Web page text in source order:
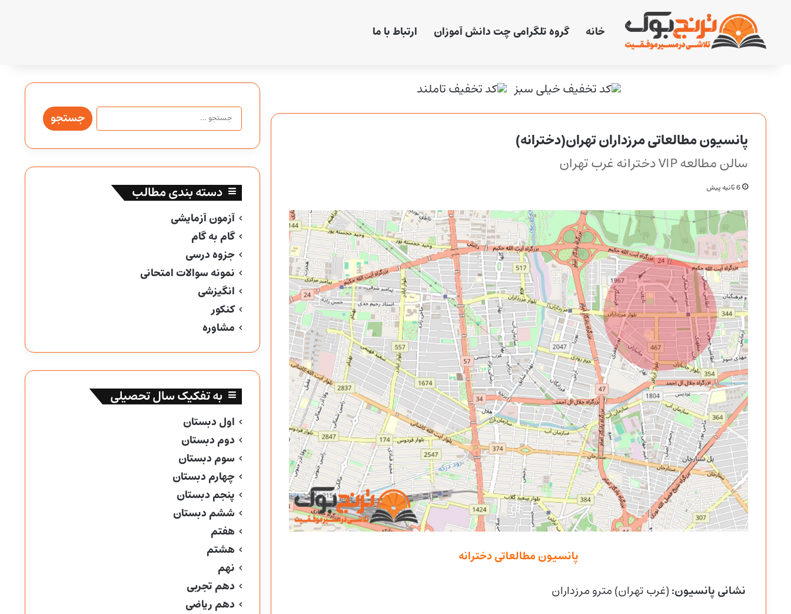
خانه گروه تلگرامی چت دانش آموزان ارتباط با ما
پانسیون مطالعاتی مرزداران تهران(دخترانه)
سالن مطالعه VIP دخترانه غرب تهران
6 ثانیه پیش
پانسیون مطالعاتی دخترانه
نشانی پانسیون: (غرب تهران) مترو مرزداران
جستجو
برای:
دسته بندی مطالب
آزمون آزمایشی
گام به گام
جزوه درسی
نمونه سوالات امتحانی
انگیزشی
کنکور
مشاوره
به تفکیک سال تحصیلی
اول دبستان
دوم دبستان
سوم دبستان
چهارم دبستان
پنجم دبستان
ششم دبستان
هفتم
هشتم
نهم
دهم تجربی
دهم ریاضی